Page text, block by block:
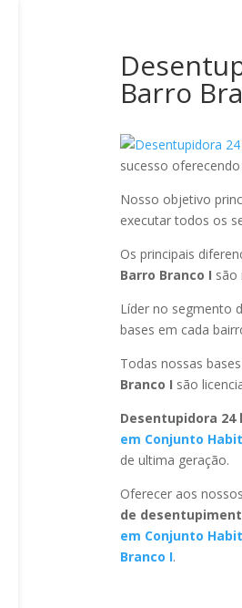
Barro
sucesso oferecendo
Nosso objetivo
executar todos os
Os principais
Barro Branco I são
Líder no segmento
bases em cada
Todas nossas
Branco I são
Desentupidora 24
em Conjunto
de ultima geração.
Oferecer aos
de
em Conjunto
Branco I.